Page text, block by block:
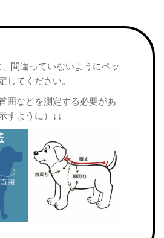
間違っていないようにペッ
してください。
囲などを測定する必要があ
すように）↓↓